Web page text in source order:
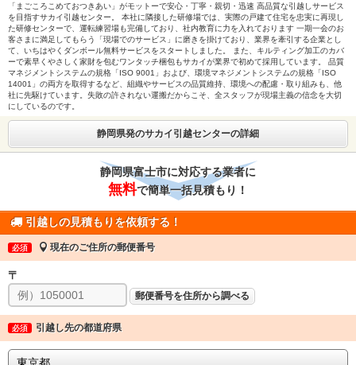
「まごころこめておつきあい」がモットーで安心・丁寧・親切・迅速 高品質な引越しサービス
を目指すサカイ引越センター。 本社に隣接した研修場では、実際の戸建て住宅を忠実に再現し
た研修センターで、運転練習場も完備しており、社内教育に力を入れております 一期一会のお
客さまに満足してもらう「現場でのサービス」に磨きを掛けており、業界を牽引する企業とし
て、いちはやくダンボール無料サービスをスタートしました。 また、キルティング加工のカバ
ーで素早くやさしく家財を包むワンタッチ梱包もサカイが業界で初めて採用しています。 品質
マネジメントシステムの規格「ISO 9001」および、環境マネジメントシステムの規格「ISO
14001」の両方を取得するなど、組織やサービスの品質維持、環境への配慮・取り組みも、他
社に先駆けています。失敗の許されない運搬だからこそ、全スタッフが現場主義の信念を大切
にしているのです。
静岡県発のサカイ引越センターの詳細
静岡県富士市に対応する業者に
無料で簡単一括見積もり！
引越しの見積もりを依頼する！
必須 現在のご住所の郵便番号
〒
郵便番号を住所から調べる
必須 引越し先の都道府県